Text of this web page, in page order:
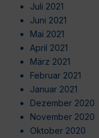
Juli 2021
Juni 2021
Mai 2021
April 2021
März 2021
Februar 2021
Januar 2021
Dezember 2020
November 2020
Oktober 2020